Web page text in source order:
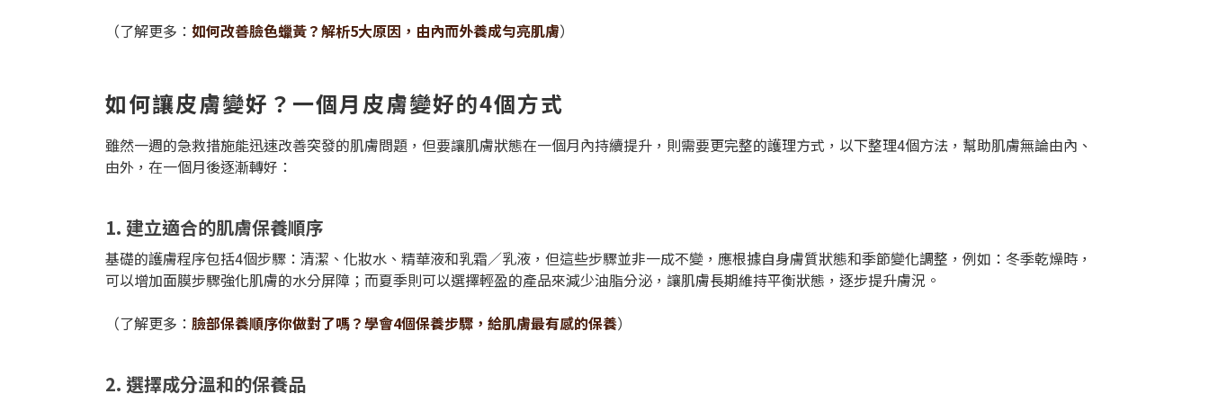
（了解更多： 如何改善臉色蠟黃？解析5大原因，由內而外養成勻亮肌膚）
如何讓皮膚變好？一個月皮膚變好的4個方式
雖然一週的急救措施能迅速改善突發的肌膚問題，但要讓肌膚狀態在一個月內持續提升，則需要更完整的護理方式，以下整理4個方法，幫助肌膚無論由內、
由外，在一個月後逐漸轉好：
1. 建立適合的肌膚保養順序
基礎的護膚程序包括4個步驟：清潔、化妝水、精華液和乳霜／乳液，但這些步驟並非一成不變，應根據自身膚質狀態和季節變化調整，例如：冬季乾燥時，
可以增加面膜步驟強化肌膚的水分屏障；而夏季則可以選擇輕盈的產品來減少油脂分泌，讓肌膚長期維持平衡狀態，逐步提升膚況。
（了解更多： 臉部保養順序你做對了嗎？學會4個保養步驟，給肌膚最有感的保養）
2. 選擇成分溫和的保養品